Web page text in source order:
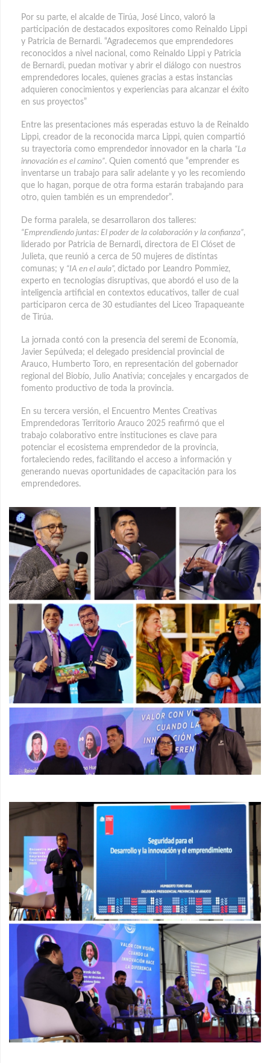
Por su parte, el alcalde de Tirúa, José Linco, valoró la
participación de destacados expositores como Reinaldo Lippi
y Patricia de Bernardi. “Agradecemos que emprendedores
reconocidos a nivel nacional, como Reinaldo Lippi y Patricia
de Bernardi, puedan motivar y abrir el diálogo con nuestros
emprendedores locales, quienes gracias a estas instancias
adquieren conocimientos y experiencias para alcanzar el éxito
en sus proyectos”
Entre las presentaciones más esperadas estuvo la de Reinaldo
Lippi, creador de la reconocida marca Lippi, quien compartió
su trayectoria como emprendedor innovador en la charla “La
innovación es el camino”. Quien comentó que “emprender es
inventarse un trabajo para salir adelante y yo les recomiendo
que lo hagan, porque de otra forma estarán trabajando para
otro, quien también es un emprendedor”.
De forma paralela, se desarrollaron dos talleres:
“Emprendiendo juntas: El poder de la colaboración y la confianza”,
liderado por Patricia de Bernardi, directora de El Clóset de
Julieta, que reunió a cerca de 50 mujeres de distintas
comunas; y “IA en el aula”, dictado por Leandro Pommiez,
experto en tecnologías disruptivas, que abordó el uso de la
inteligencia artificial en contextos educativos, taller de cual
participaron cerca de 30 estudiantes del Liceo Trapaqueante
de Tirúa.
La jornada contó con la presencia del seremi de Economía,
Javier Sepúlveda; el delegado presidencial provincial de
Arauco, Humberto Toro, en representación del gobernador
regional del Biobío, Julio Anativia; concejales y encargados de
fomento productivo de toda la provincia.
En su tercera versión, el Encuentro Mentes Creativas
Emprendedoras Territorio Arauco 2025 reafirmó que el
trabajo colaborativo entre instituciones es clave para
potenciar el ecosistema emprendedor de la provincia,
fortaleciendo redes, facilitando el acceso a información y
generando nuevas oportunidades de capacitación para los
emprendedores.